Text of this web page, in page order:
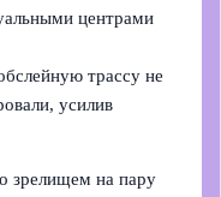
центрами
трассу не
усилив
зрелищем на пару